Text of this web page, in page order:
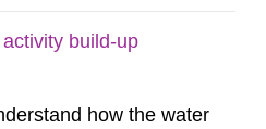
from
organisations and
build-up
how the water